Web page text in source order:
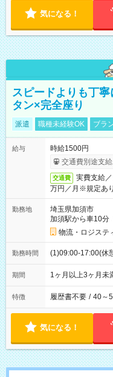
気になる！
スピードよりも丁
タン×完全座り
派遣 職種未経験OK ブラ
給与
時給1500円
交通費別途支給
交通費
実費支給
万円／月※規定あり
勤務地
埼玉県加須市
加須駅から車10分
物流・ロジステ
勤務時間 (1)09:00-17:00(休
期間 1ヶ月以上3ヶ月未
特徴 履歴書不要 / 40～
気になる！